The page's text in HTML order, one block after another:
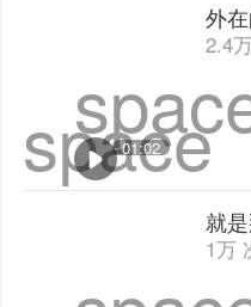
space
01:02
外
2.4
就
1万